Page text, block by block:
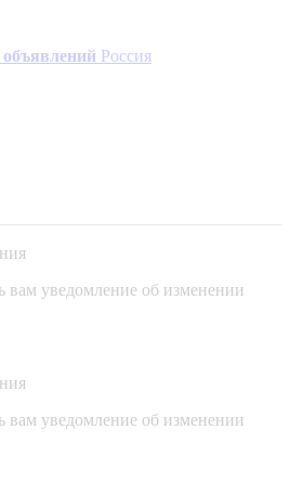
объявлений Россия
уведомление об изменении
уведомление об изменении